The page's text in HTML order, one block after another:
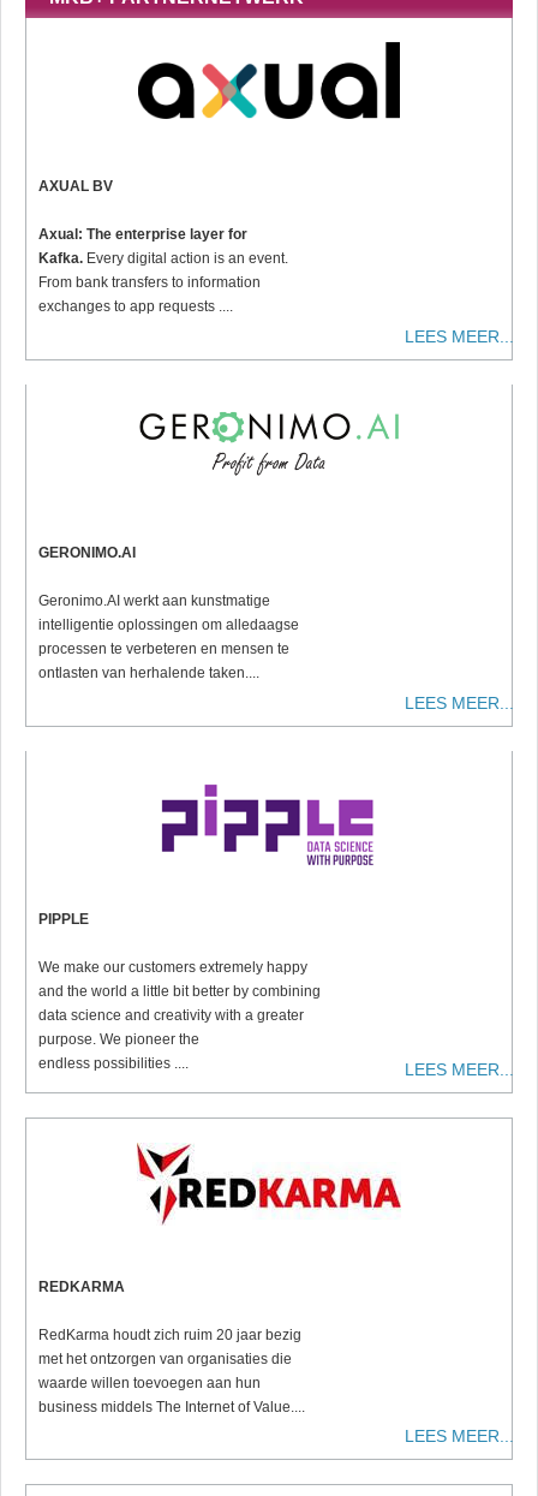
AXUAL BV
Axual: The enterprise layer for
Kafka. Every digital action is an event.
From bank transfers to information
exchanges to app requests ....
LEES MEER...
GERONIMO.AI
Geronimo.AI werkt aan kunstmatige
intelligentie oplossingen om alledaagse
processen te verbeteren en mensen te
ontlasten van herhalende taken....
LEES MEER...
PIPPLE
We make our customers extremely happy
and the world a little bit better by combining
data science and creativity with a greater
purpose. We pioneer the
endless possibilities ....
LEES MEER...
REDKARMA
RedKarma houdt zich ruim 20 jaar bezig
met het ontzorgen van organisaties die
waarde willen toevoegen aan hun
business middels The Internet of Value....
LEES MEER...